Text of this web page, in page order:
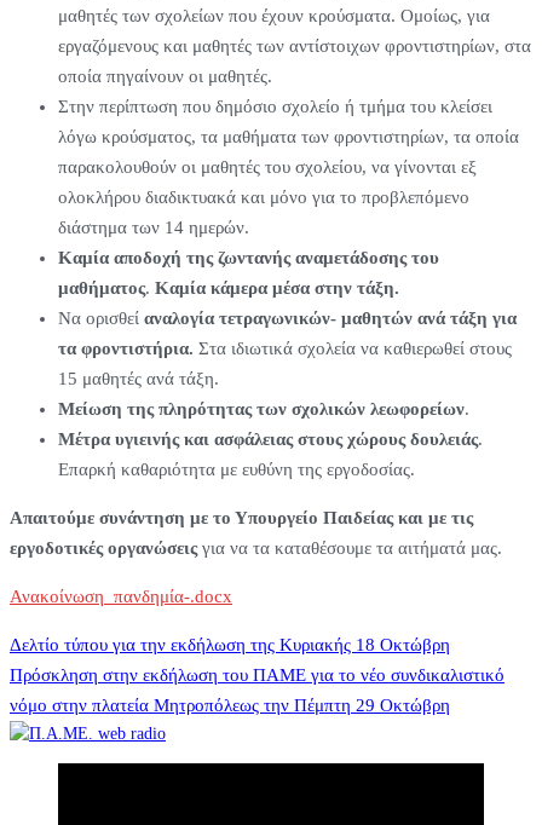
μαθητές των σχολείων που έχουν κρούσματα. Ομοίως, για
εργαζόμενους και μαθητές των αντίστοιχων φροντιστηρίων, στα
οποία πηγαίνουν οι μαθητές.
Στην περίπτωση που δημόσιο σχολείο ή τμήμα του κλείσει
λόγω κρούσματος, τα μαθήματα των φροντιστηρίων, τα οποία
παρακολουθούν οι μαθητές του σχολείου, να γίνονται εξ
ολοκλήρου διαδικτυακά και μόνο για το προβλεπόμενο
διάστημα των 14 ημερών.
Καμία αποδοχή της ζωντανής αναμετάδοσης του
μαθήματος. Καμία κάμερα μέσα στην τάξη.
Να ορισθεί αναλογία τετραγωνικών- μαθητών ανά τάξη για
τα φροντιστήρια. Στα ιδιωτικά σχολεία να καθιερωθεί στους
15 μαθητές ανά τάξη.
Μείωση της πληρότητας των σχολικών λεωφορείων.
Μέτρα υγιεινής και ασφάλειας στους χώρους δουλειάς.
Επαρκή καθαριότητα με ευθύνη της εργοδοσίας.
Απαιτούμε συνάντηση με το Υπουργείο Παιδείας και με τις
εργοδοτικές οργανώσειςγια να τα καταθέσουμε τα αιτήματά μας.
Ανακοίνωση_πανδημία-.docx
Πλοήγηση
άρθρων
Δελτίο τύπου για την εκδήλωση της Κυριακής 18 Οκτώβρη
Πρόσκληση στην εκδήλωση του ΠΑΜΕ για το νέο συνδικαλιστικό
νόμο στην πλατεία Μητροπόλεως την Πέμπτη 29 Οκτώβρη